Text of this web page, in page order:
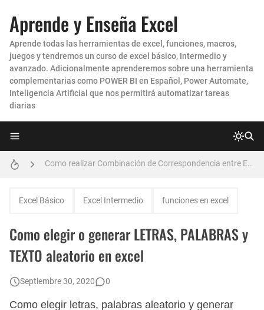
Aprende y Enseña Excel
Aprende todas las herramientas de excel, funciones, macros,
juegos y tendremos un curso de excel básico, Intermedio y
avanzado. Adicionalmente aprenderemos sobre una herramienta
complementarias como POWER BI en Español, Power Automate,
Inteligencia Artificial que nos permitirá automatizar tareas
diarias
Como realizar Combinación de Correspondencia entre EXCEL y POWERPOINT para generar CERTIFICADOS y DIPLOMAS MASIVOS
Como Hacer una Conciliación Bancaria en Excel PASO A PASO
Excel Básico Excel Intermedio funciones en excel
Como elegir o generar LETRAS, PALABRAS y
TEXTO aleatorio en excel
Septiembre 30, 2020 0
Como elegir letras, palabras aleatorio y generar